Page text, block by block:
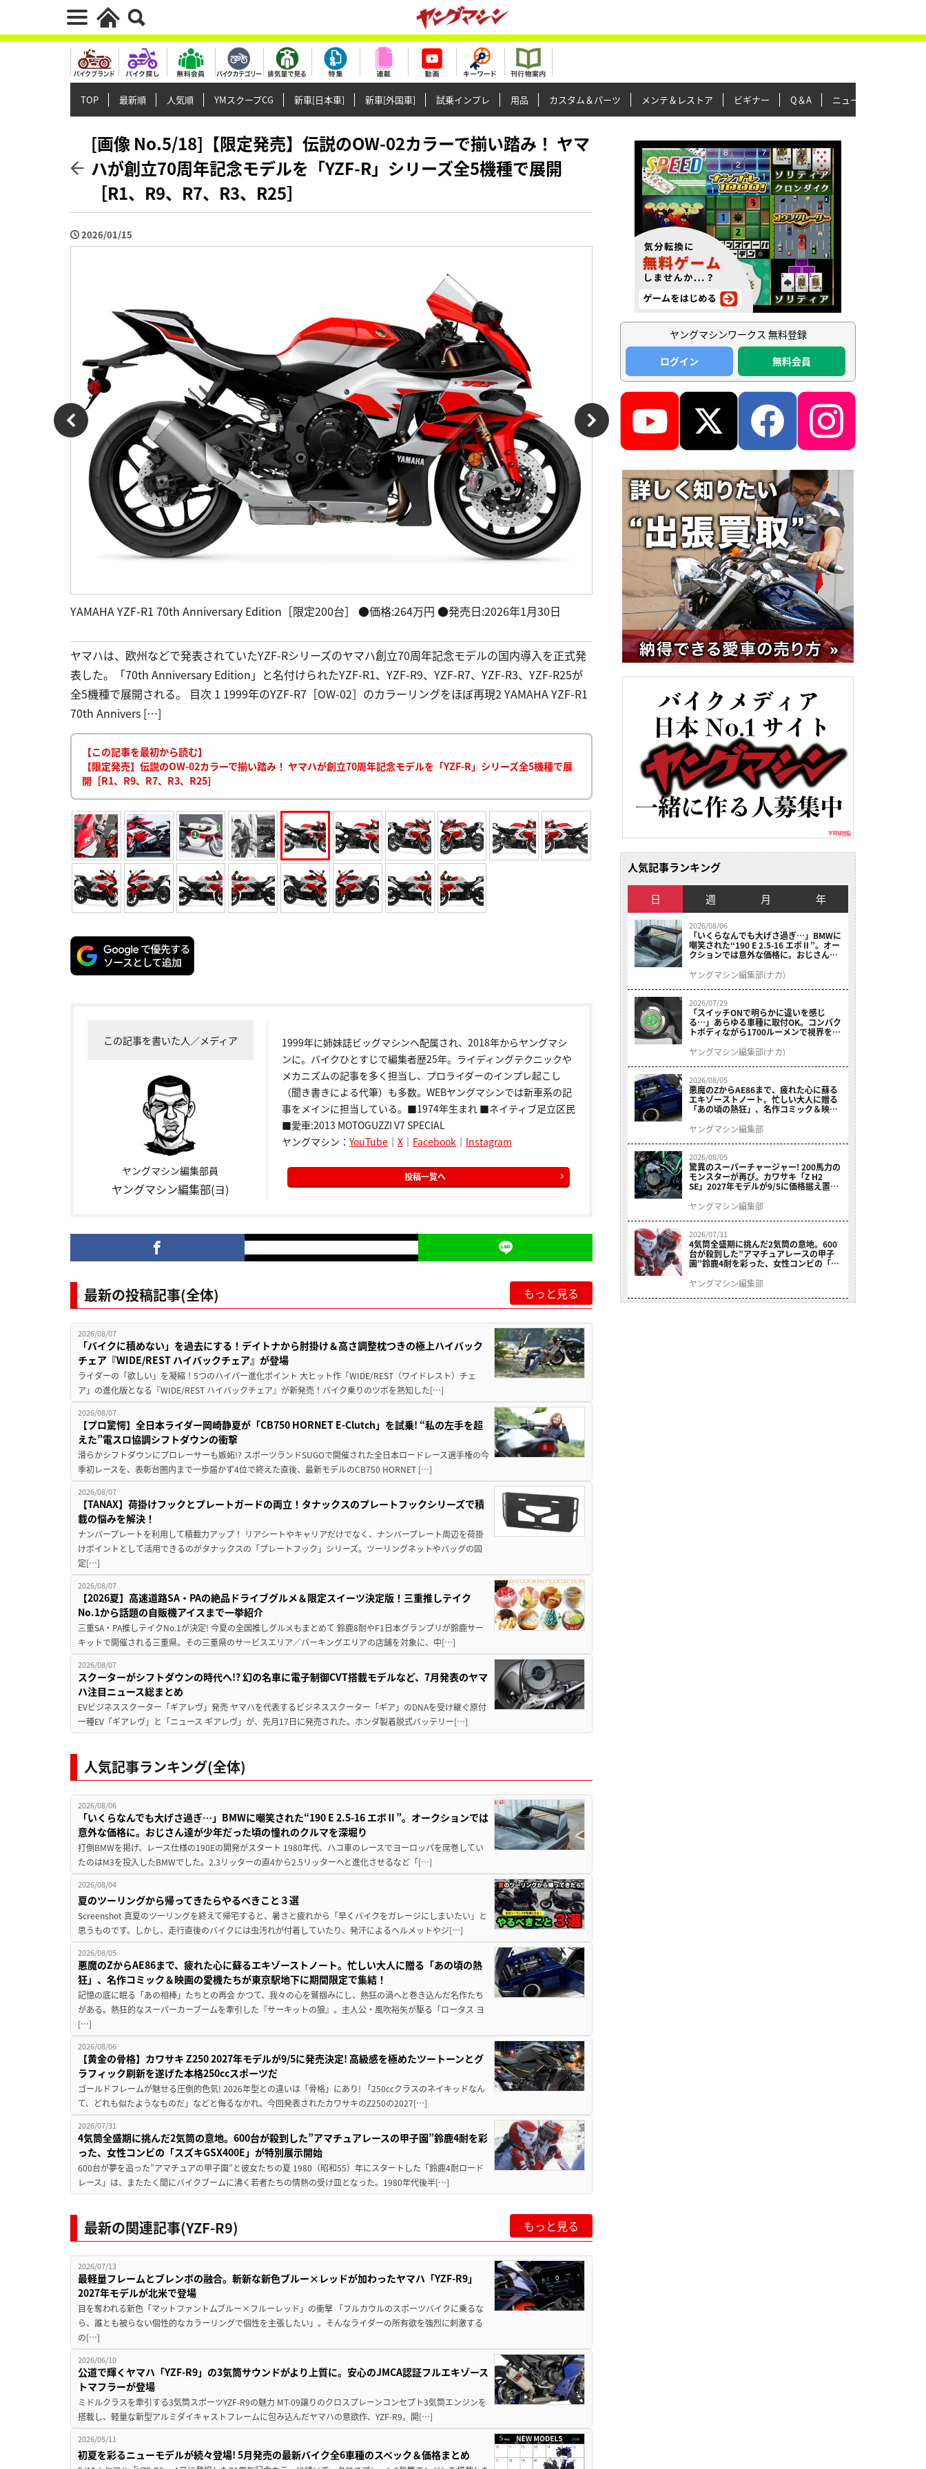
TOP 最新順 人気順 YMスクープCG 新車[日本車] 新車[外国車] 試乗インプレ 用品 カスタム＆パーツ メンテ＆レストア ビギナー Q＆A ニュース＆トピックス
[画像 No.5/18]【限定発売】伝説のOW-02カラーで揃い踏み！ ヤマ
ハが創立70周年記念モデルを「YZF-R」シリーズ全5機種で展開
［R1、R9、R7、R3、R25］
2026/01/15
YAMAHA YZF-R1 70th Anniversary Edition［限定200台］ ●価格:264万円 ●発売日:2026年1月30日
ヤマハは、欧州などで発表されていたYZF-Rシリーズのヤマハ創立70周年記念モデルの国内導入を正式発
表した。「70th Anniversary Edition」と名付けられたYZF-R1、YZF-R9、YZF-R7、YZF-R3、YZF-R25が
全5機種で展開される。 目次 1 1999年のYZF-R7［OW-02］のカラーリングをほぼ再現2 YAMAHA YZF-R1
70th Annivers […]
【この記事を最初から読む】
【限定発売】伝説のOW-02カラーで揃い踏み！ ヤマハが創立70周年記念モデルを「YZF-R」シリーズ全5機種で展
開［R1、R9、R7、R3、R25］
この記事を書いた人／メディア
ヤングマシン編集部員
ヤングマシン編集部(ヨ)
1999年に姉妹誌ビッグマシンへ配属され、2018年からヤングマシ
ンに。バイクひとすじで編集者歴25年。ライディングテクニックや
メカニズムの記事を多く担当し、プロライダーのインプレ起こし
（聞き書きによる代筆）も多数。WEBヤングマシンでは新車系の記
事をメインに担当している。■1974年生まれ ■ネイティブ足立区民
■愛車:2013 MOTOGUZZI V7 SPECIAL
ヤングマシン： YouTube｜ X｜ Facebook ｜ Instagram
投稿一覧へ
最新の投稿記事(全体) もっと見る
2026/08/07
「バイクに積めない」を過去にする！デイトナから肘掛け＆高さ調整枕つきの極上ハイバック
チェア『WIDE/REST ハイバックチェア』が登場
ライダーの「欲しい」を凝縮！5つのハイパー進化ポイント 大ヒット作「WIDE/REST（ワイドレスト）チェ
ア」の進化版となる『WIDE/REST ハイバックチェア』が新発売！バイク乗りのツボを熟知した[…]
2026/08/07
【プロ驚愕】全日本ライダー岡崎静夏が「CB750 HORNET E-Clutch」を試乗! “私の左手を超
えた”電スロ協調シフトダウンの衝撃
滑らかシフトダウンにプロレーサーも嫉妬!? スポーツランドSUGOで開催された全日本ロードレース選手権の今
季初レースを、表彰台圏内まで一歩届かず4位で終えた直後、最新モデルのCB750 HORNET […]
2026/08/07
【TANAX】荷掛けフックとプレートガードの両立！タナックスのプレートフックシリーズで積
載の悩みを解決！
ナンバープレートを利用して積載力アップ！ リアシートやキャリアだけでなく、ナンバープレート周辺を荷掛
けポイントとして活用できるのがタナックスの「プレートフック」シリーズ。ツーリングネットやバッグの固
定[…]
2026/08/07
【2026夏】高速道路SA・PAの絶品ドライブグルメ＆限定スイーツ決定版！三重推しテイク
No.1から話題の自販機アイスまで一挙紹介
三重SA・PA推しテイクNo.1が決定! 今夏の全国推しグルメもまとめて 鈴鹿8耐やF1日本グランプリが鈴鹿サー
キットで開催される三重県。その三重県のサービスエリア／パーキングエリアの店舗を対象に、中[…]
2026/08/07
スクーターがシフトダウンの時代へ!? 幻の名車に電子制御CVT搭載モデルなど、7月発表のヤマ
ハ注目ニュース総まとめ
EVビジネススクーター「ギアレヴ」発売 ヤマハを代表するビジネススクーター「ギア」のDNAを受け継ぐ原付
一種EV「ギアレヴ」と「ニュース ギアレヴ」が、先月17日に発売された。ホンダ製着脱式バッテリー[…]
人気記事ランキング(全体)
2026/08/06
「いくらなんでも大げさ過ぎ…」BMWに嘲笑された“190 E 2.5-16 エボⅡ”。オークションでは
意外な価格に。おじさん達が少年だった頃の憧れのクルマを深堀り
打倒BMWを掲げ、レース仕様の190Eの開発がスタート 1980年代、ハコ車のレースでヨーロッパを席巻してい
たのはM3を投入したBMWでした。2.3リッターの直4から2.5リッターへと進化させるなど「[…]
2026/08/04
夏のツーリングから帰ってきたらやるべきこと３選
Screenshot 真夏のツーリングを終えて帰宅すると、暑さと疲れから「早くバイクをガレージにしまいたい」と
思うものです。しかし、走行直後のバイクには虫汚れが付着していたり、発汗によるヘルメットやジ[…]
2026/08/05
悪魔のZからAE86まで、疲れた心に蘇るエキゾーストノート。忙しい大人に贈る「あの頃の熱
狂」、名作コミック＆映画の愛機たちが東京駅地下に期間限定で集結！
記憶の底に眠る「あの相棒」たちとの再会 かつて、我々の心を鷲掴みにし、熱狂の渦へと巻き込んだ名作たち
がある。熱狂的なスーパーカーブームを牽引した『サーキットの狼』。主人公・風吹裕矢が駆る「ロータス ヨ
[…]
2026/08/06
【黄金の骨格】カワサキ Z250 2027年モデルが9/5に発売決定! 高級感を極めたツートーンとグ
ラフィック刷新を遂げた本格250ccスポーツだ
ゴールドフレームが魅せる圧倒的色気! 2026年型との違いは「骨格」にあり! 「250ccクラスのネイキッドなん
て、どれも似たようなものだ」などと侮るなかれ。今回発表されたカワサキのZ250の2027[…]
2026/07/31
4気筒全盛期に挑んだ2気筒の意地。600台が殺到した”アマチュアレースの甲子園”鈴鹿4耐を彩
った、女性コンビの「スズキGSX400E」が特別展示開始
600台が夢を追った”アマチュアの甲子園”と彼女たちの夏 1980（昭和55）年にスタートした「鈴鹿4耐ロード
レース」は、またたく間にバイクブームに沸く若者たちの情熱の受け皿となった。1980年代後半[…]
最新の関連記事(YZF-R9) もっと見る
2026/07/13
最軽量フレームとブレンボの融合。斬新な新色ブルー×レッドが加わったヤマハ「YZF-R9」
2027年モデルが北米で登場
目を奪われる新色「マットファントムブルー×フルーレッド」の衝撃 「フルカウルのスポーツバイクに乗るな
ら、誰とも被らない個性的なカラーリングで個性を主張したい」。そんなライダーの所有欲を強烈に刺激する
の[…]
2026/06/10
公道で輝くヤマハ「YZF-R9」の3気筒サウンドがより上質に。安心のJMCA認証フルエキゾース
トマフラーが登場
ミドルクラスを牽引する3気筒スポーツYZF-R9の魅力 MT-09譲りのクロスプレーンコンセプト3気筒エンジンを
搭載し、軽量な新型アルミダイキャストフレームに包み込んだヤマハの意欲作、YZF-R9。開[…]
2026/05/11
初夏を彩るニューモデルが続々登場! 5月発売の最新バイク全6車種のスペック＆価格まとめ
ヤングマシンワークス 無料登録
ログイン
無料会員
人気記事ランキング
日 週 月 年
2026/08/06
「いくらなんでも大げさ過ぎ…」BMWに
嘲笑された“190 E 2.5-16 エボⅡ”。オー
クションでは意外な価格に。おじさん達
ヤングマシン編集部(ナカ)
2026/07/29
「スイッチONで明らかに違いを感じ
る…」あらゆる車種に取付OK。コンパク
トボディながら1700ルーメンで視界を確
ニット プレシャスレイ スモール］
ヤングマシン編集部(ナカ)
2026/08/05
悪魔のZからAE86まで、疲れた心に蘇る
エキゾーストノート。忙しい大人に贈る
「あの頃の熱狂」、名作コミック＆映画
結！
ヤングマシン編集部
2026/08/05
驚異のスーパーチャージャー! 200馬力の
モンスターが再び。カワサキ「Z H2
SE」2027年モデルが9/5に価格据え置き
ヤングマシン編集部
2026/07/31
4気筒全盛期に挑んだ2気筒の意地。600
台が殺到した”アマチュアレースの甲子
園”鈴鹿4耐を彩った、女性コンビの「ス
ヤングマシン編集部